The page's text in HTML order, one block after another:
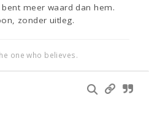
meer waard dan hem.
zonder uitleg.
one who believes.